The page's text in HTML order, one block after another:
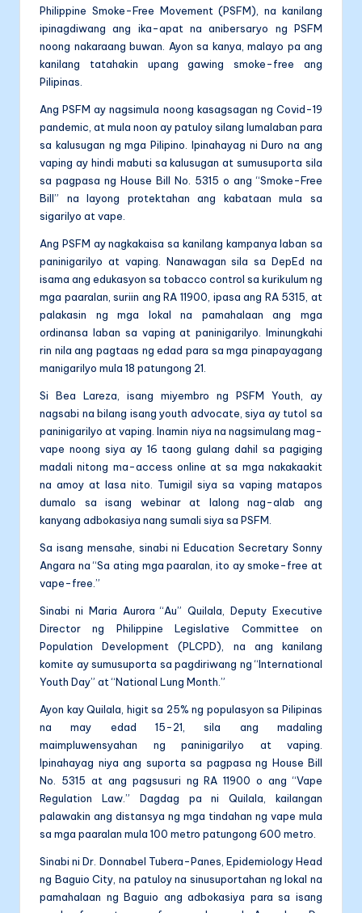
Philippine Smoke-Free Movement (PSFM), na kanilang
ipinagdiwang ang ika-apat na anibersaryo ng PSFM
noong nakaraang buwan. Ayon sa kanya, malayo pa ang
kanilang tatahakin upang gawing smoke-free ang
Pilipinas.
Ang PSFM ay nagsimula noong kasagsagan ng Covid-19
pandemic, at mula noon ay patuloy silang lumalaban para
sa kalusugan ng mga Pilipino. Ipinahayag ni Duro na ang
vaping ay hindi mabuti sa kalusugan at sumusuporta sila
sa pagpasa ng House Bill No. 5315 o ang “Smoke-Free
Bill” na layong protektahan ang kabataan mula sa
sigarilyo at vape.
Ang PSFM ay nagkakaisa sa kanilang kampanya laban sa
paninigarilyo at vaping. Nanawagan sila sa DepEd na
isama ang edukasyon sa tobacco control sa kurikulum ng
mga paaralan, suriin ang RA 11900, ipasa ang RA 5315, at
palakasin ng mga lokal na pamahalaan ang mga
ordinansa laban sa vaping at paninigarilyo. Iminungkahi
rin nila ang pagtaas ng edad para sa mga pinapayagang
manigarilyo mula 18 patungong 21.
Si Bea Lareza, isang miyembro ng PSFM Youth, ay
nagsabi na bilang isang youth advocate, siya ay tutol sa
paninigarilyo at vaping. Inamin niya na nagsimulang mag-
vape noong siya ay 16 taong gulang dahil sa pagiging
madali nitong ma-access online at sa mga nakakaakit
na amoy at lasa nito. Tumigil siya sa vaping matapos
dumalo sa isang webinar at lalong nag-alab ang
kanyang adbokasiya nang sumali siya sa PSFM.
Sa isang mensahe, sinabi ni Education Secretary Sonny
Angara na “Sa ating mga paaralan, ito ay smoke-free at
vape-free.”
Sinabi ni Maria Aurora “Au” Quilala, Deputy Executive
Director ng Philippine Legislative Committee on
Population Development (PLCPD), na ang kanilang
komite ay sumusuporta sa pagdiriwang ng “International
Youth Day” at “National Lung Month.”
Ayon kay Quilala, higit sa 25% ng populasyon sa Pilipinas
na may edad 15-21, sila ang madaling
maimpluwensyahan ng paninigarilyo at vaping.
Ipinahayag niya ang suporta sa pagpasa ng House Bill
No. 5315 at ang pagsusuri ng RA 11900 o ang “Vape
Regulation Law.” Dagdag pa ni Quilala, kailangan
palawakin ang distansya ng mga tindahan ng vape mula
sa mga paaralan mula 100 metro patungong 600 metro.
Sinabi ni Dr. Donnabel Tubera-Panes, Epidemiology Head
ng Baguio City, na patuloy na sinusuportahan ng lokal na
pamahalaan ng Baguio ang adbokasiya para sa isang